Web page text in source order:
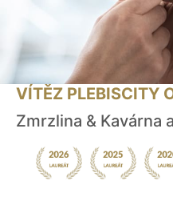
VÍTĚZ PLEBISCITY
Zmrzlina & Kavárna